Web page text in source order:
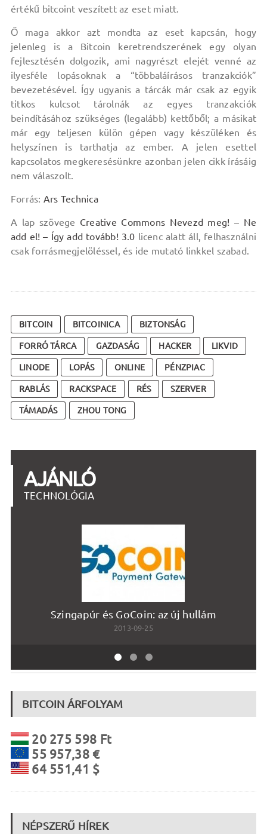
értékű bitcoint veszített az eset miatt.
Ő maga akkor azt mondta az eset kapcsán, hogy
jelenleg is a Bitcoin keretrendszerének egy olyan
fejlesztésén dolgozik, ami nagyrészt elejét venné az
ilyesféle lopásoknak a “többaláírásos tranzakciók”
bevezetésével. Így ugyanis a tárcák már csak az egyik
titkos kulcsot tárolnák az egyes tranzakciók
beindításához szükséges (legalább) kettőből; a másikat
már egy teljesen külön gépen vagy készüléken és
helyszínen is tarthatja az ember. A jelen esettel
kapcsolatos megkeresésünkre azonban jelen cikk írásáig
nem válaszolt.
Forrás: Ars Technica
A lap szövege Creative Commons Nevezd meg! – Ne
add el! – Így add tovább! 3.0 licenc alatt áll, felhasználni
csak forrásmegjelöléssel, és ide mutató linkkel szabad.
BITCOIN BITCOINICA BIZTONSÁG
FORRÓ TÁRCA GAZDASÁG HACKER LIKVID
LINODE LOPÁS ONLINE PÉNZPIAC
RABLÁS RACKSPACE RÉS SZERVER
TÁMADÁS ZHOU TONG
AJÁNLÓ
TECHNOLÓGIA
Szingapúr és GoCoin: az új hullám
2013-09-25
BITCOIN ÁRFOLYAM
20 275 598 Ft
55 957,38 €
64 551,41 $
NÉPSZERŰ HÍREK